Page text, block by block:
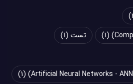
(1) تست (1)
(1)